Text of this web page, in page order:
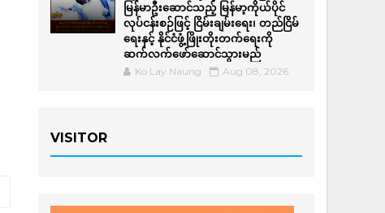
မြန်မာဦးဆောင်သည့် မြန်မာ့ကိုယ်ပိုင်
လုပ်ငန်းစဉ်ဖြင့် ငြိမ်းချမ်းရေး၊ တည်ငြိမ်
ရေးနှင့် နိုင်ငံဖွံ့ဖြိုးတိုးတက်ရေးကို
ဆက်လက်ဖော်ဆောင်သွားမည်
Ko Lay Naung Aug 08, 2026
VISITOR